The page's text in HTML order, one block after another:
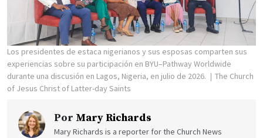
Los presidentes de estaca nigerianos y sus esposas comparten sus
experiencias sobre su participación en BYU–Pathway Worldwide
durante una discusión en Lagos, Nigeria, en julio de 2026.
The Church
of Jesus Christ of Latter-day Saints
Por Mary Richards
Mary Richards is a reporter for the Church News